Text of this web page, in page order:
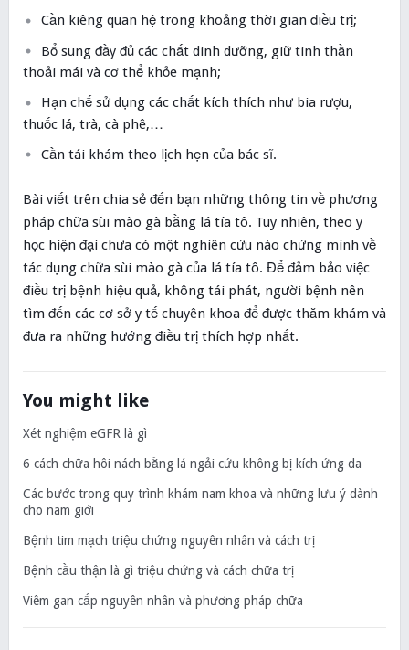
Cần kiêng quan hệ trong khoảng thời gian điều trị;
Bổ sung đầy đủ các chất dinh dưỡng, giữ tinh thần
thoải mái và cơ thể khỏe mạnh;
Hạn chế sử dụng các chất kích thích như bia rượu,
thuốc lá, trà, cà phê,…
Cần tái khám theo lịch hẹn của bác sĩ.
Bài viết trên chia sẻ đến bạn những thông tin về phương
pháp chữa sùi mào gà bằng lá tía tô. Tuy nhiên, theo y
học hiện đại chưa có một nghiên cứu nào chứng minh về
tác dụng chữa sùi mào gà của lá tía tô. Để đảm bảo việc
điều trị bệnh hiệu quả, không tái phát, người bệnh nên
tìm đến các cơ sở y tế chuyên khoa để được thăm khám và
đưa ra những hướng điều trị thích hợp nhất.
You might like
Xét nghiệm eGFR là gì
6 cách chữa hôi nách bằng lá ngải cứu không bị kích ứng da
Các bước trong quy trình khám nam khoa và những lưu ý dành
cho nam giới
Bệnh tim mạch triệu chứng nguyên nhân và cách trị
Bệnh cầu thận là gì triệu chứng và cách chữa trị
Viêm gan cấp nguyên nhân và phương pháp chữa